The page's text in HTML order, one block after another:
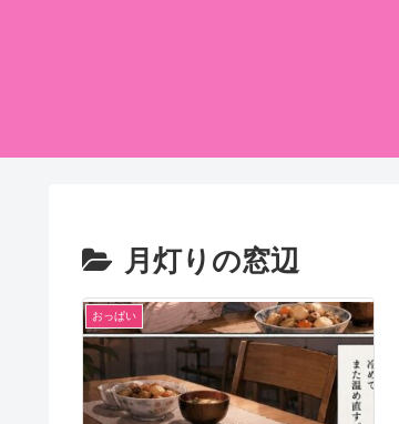
月灯りの窓辺
おっぱい